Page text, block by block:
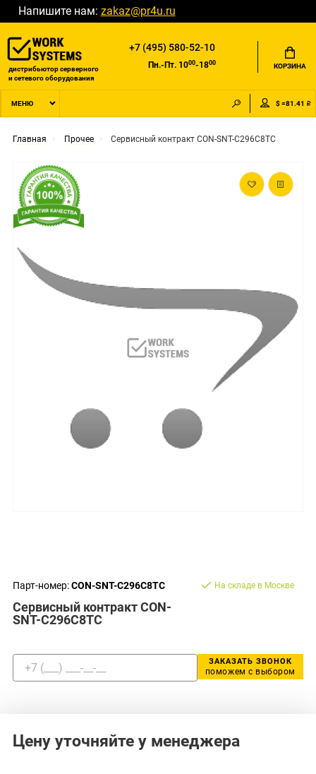
Напишите нам: zakaz@pr4u.ru
дистрибьютор серверного
и сетевого оборудования
+7 (495) 580-52-10
Пн.-Пт. 1000-1800 КОРЗИНА
МЕНЮ $ =81.41 ₽
Главная Прочее Сервисный контракт CON-SNT-C296C8TC
Парт-номер:CON-SNT-C296C8TC
Сервисный контракт CON-
SNT-C296C8TC
На складе в Москве
ЗАКАЗАТЬ ЗВОНОК
поможем с выбором
Цену уточняйте у менеджера